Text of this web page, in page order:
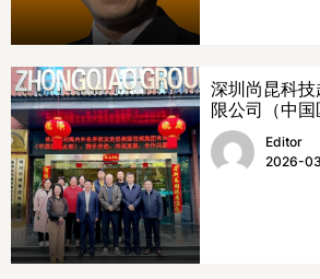
深圳尚昆科
限公司（中
Editor
2026-